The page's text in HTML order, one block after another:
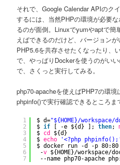
それで、Google Calendar APIのク
するには、当然PHPの環境が必要
るのが面倒。Linuxでyumやaptで簡
えばできるのだけど、バージョン
PHP5.6を共存させたくなったり、
で、やっぱりDockerを使うのがい
で、さくっと実行してみる。
php70-apacheを使えばPHP7の環境
phpinfo()で実行確認できるところま
1
2
3
4
5
6
7
$ d="${HOME}/
$ if [ -e ${d} ]; then;
$ cd
${d}
$ echo '<?php
$ docker run -d -p
-v ${HOME}/workspace/
--name php70-apache